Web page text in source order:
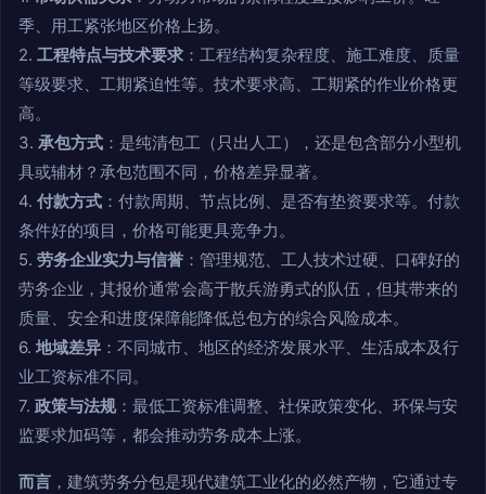
季、用工紧张地区价格上扬。
2. 工程特点与技术要求 ：工程结构复杂程度、施工难度、质量
等级要求、工期紧迫性等。技术要求高、工期紧的作业价格更
高。
3. 承包方式 ：是纯清包工（只出人工），还是包含部分小型机
具或辅材？承包范围不同，价格差异显著。
4. 付款方式 ：付款周期、节点比例、是否有垫资要求等。付款
条件好的项目，价格可能更具竞争力。
5. 劳务企业实力与信誉 ：管理规范、工人技术过硬、口碑好的
劳务企业，其报价通常会高于散兵游勇式的队伍，但其带来的
质量、安全和进度保障能降低总包方的综合风险成本。
6. 地域差异 ：不同城市、地区的经济发展水平、生活成本及行
业工资标准不同。
7. 政策与法规：最低工资标准调整、社保政策变化、环保与安
监要求加码等，都会推动劳务成本上涨。
而言 ，建筑劳务分包是现代建筑工业化的必然产物，它通过专